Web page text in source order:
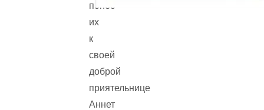
понёс
их
к
своей
доброй
приятельнице
Аннет